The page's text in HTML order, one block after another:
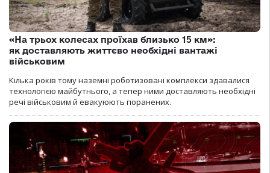
«На трьох колесах проїхав близько 15 км»:
як доставляють життєво необхідні вантажі
військовим
Кілька років тому наземні роботизовані комплекси здавалися
технологією майбутнього, а тепер ними доставляють необхідні
речі військовим й евакуюють поранених.